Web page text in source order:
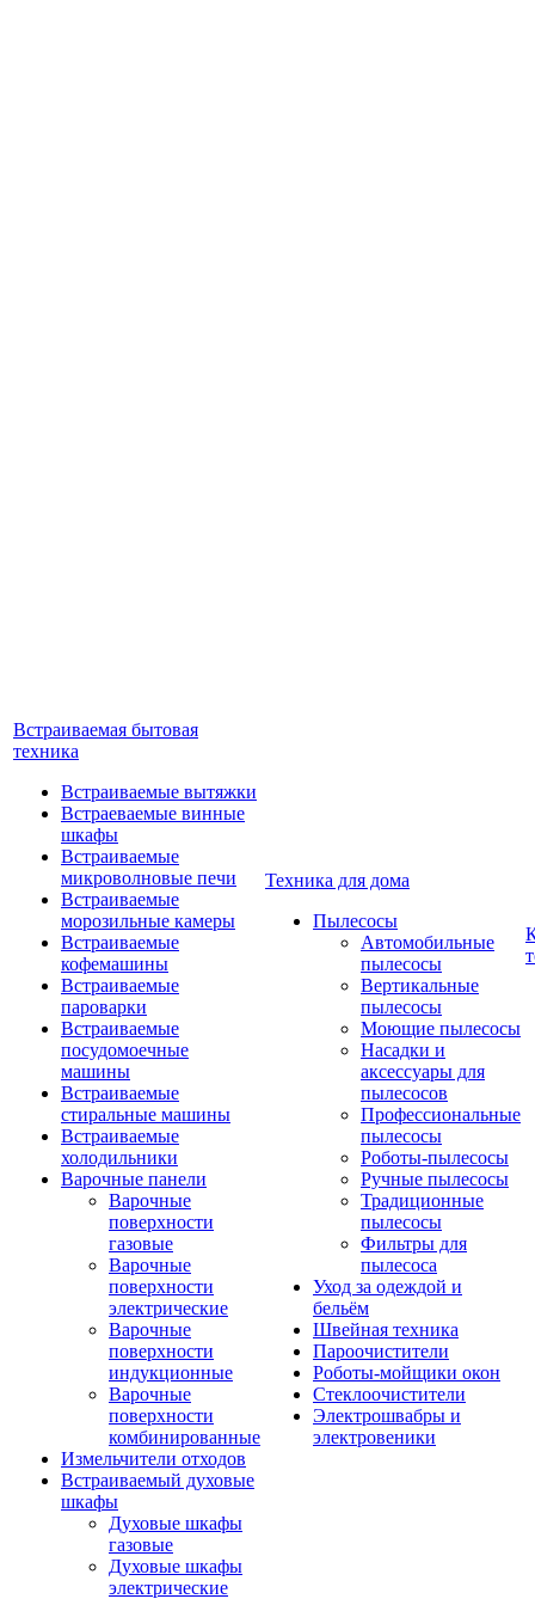
Встраиваемая бытовая
техника
Встраиваемые вытяжки
Встраеваемые винные
шкафы
Встраиваемые
микроволновые печи
Встраиваемые
морозильные камеры
Встраиваемые
кофемашины
Встраиваемые
пароварки
Встраиваемые
посудомоечные
машины
Встраиваемые
стиральные машины
Встраиваемые
холодильники
Варочные панели
Варочные
поверхности
газовые
Варочные
поверхности
электрические
Варочные
поверхности
индукционные
Варочные
поверхности
комбинированные
Измельчители отходов
Встраиваемый духовые
шкафы
Духовые шкафы
газовые
Духовые шкафы
электрические
Техника для дома
Пылесосы
Автомобильные
пылесосы
Вертикальные
пылесосы
Моющие пылесосы
Насадки и
аксессуары для
пылесосов
Профессиональные
пылесосы
Роботы-пылесосы
Ручные пылесосы
Традиционные
пылесосы
Фильтры для
пылесоса
Уход за одеждой и
бельём
Швейная техника
Пароочистители
Роботы-мойщики окон
Стеклоочистители
Электрошвабры и
электровеники